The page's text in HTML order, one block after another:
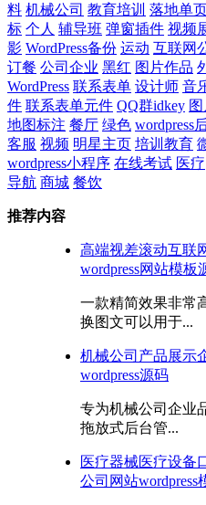
料 机械公司 教育培训 落地单
标 个人 辅导班 弹窗插件 视频
影 WordPress备份 运动 互联网
订餐 公司企业 黑红 图片作品
WordPress 联系表单 设计师 音
件 联系表单元件 QQ群idkey
地图标注 餐厅 绿色 wordpress
客服 视频 明星主页 培训教育
wordpress小程序 在线考试 医疗
导航 商城 餐饮
推荐内容
高端视差滚动互联
wordpress网站模板
一款精简效果非常
换图文可以用于...
机械公司产品展示
wordpress源码
专为机械公司企业
拖放式后台管...
医疗器械医疗设备
公司网站wordpress